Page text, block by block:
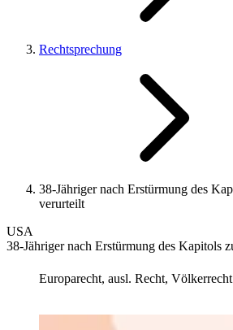
Rechtsprechung
38-Jähriger nach Erstürmung des
verurteilt
USA
38-Jähriger nach Erstürmung des Kapitols
Europarecht, ausl. Recht, Völkerrecht